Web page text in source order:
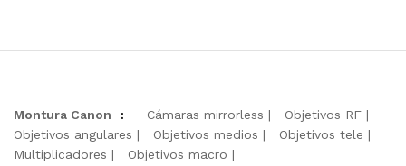
Montura Canon : Cámaras mirrorless
Objetivos RF
Objetivos angulares
Objetivos medios
Objetivos tele
Multiplicadores
Objetivos macro